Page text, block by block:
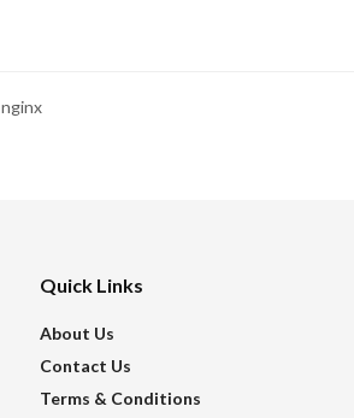
nginx
Quick Links
About Us
Contact Us
Terms & Conditions